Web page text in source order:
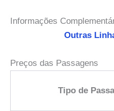
Informações
Outras
Preços das Passagens
Tipo de